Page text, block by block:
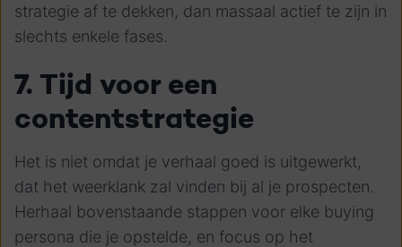
strategie af te dekken, dan massaal actief te zijn in
slechts enkele fases.
7. Tijd voor een
contentstrategie
Het is niet omdat je verhaal goed is uitgewerkt,
dat het weerklank zal vinden bij al je prospecten.
Herhaal bovenstaande stappen voor elke buying
persona die je opstelde, en focus op het